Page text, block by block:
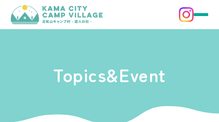
Topics&Event